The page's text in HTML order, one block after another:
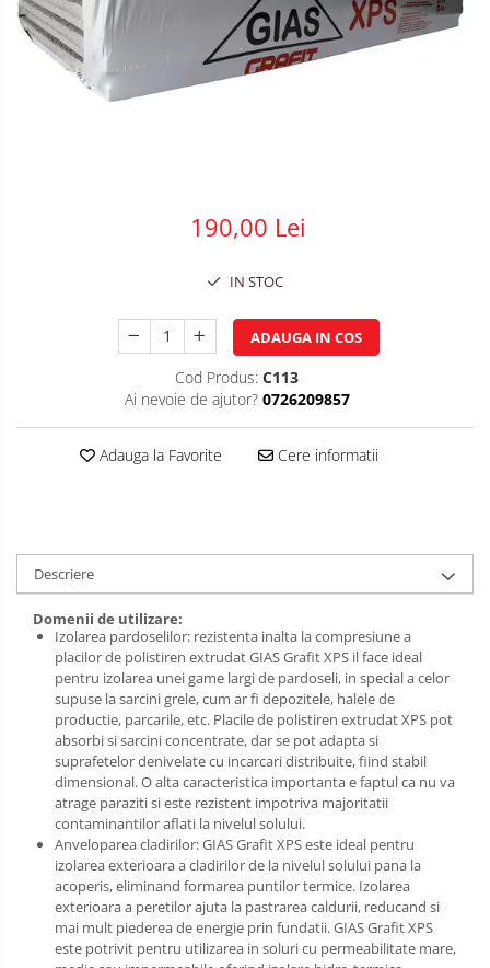
Plasa impletita
Plasa rabitz
Plasa sudata
Distantiere cofraje
Electrozi sudura
Sarma neagra
190,00 Lei
IN STOC
ADAUGA IN COS
Cod Produs: C113
Ai nevoie de ajutor? 0726209857
Adauga la Favorite Cere informatii
Descriere
Domenii de utilizare:
Izolarea pardoselilor: rezistenta inalta la compresiune a
placilor de polistiren extrudat GIAS Grafit XPS il face ideal
pentru izolarea unei game largi de pardoseli, in special a celor
supuse la sarcini grele, cum ar fi depozitele, halele de
productie, parcarile, etc. Placile de polistiren extrudat XPS pot
absorbi si sarcini concentrate, dar se pot adapta si
suprafetelor denivelate cu incarcari distribuite, fiind stabil
dimensional. O alta caracteristica importanta e faptul ca nu va
atrage paraziti si este rezistent impotriva majoritatii
contaminantilor aflati la nivelul solului.
Anveloparea cladirilor: GIAS Grafit XPS este ideal pentru
izolarea exterioara a cladirilor de la nivelul solului pana la
acoperis, eliminand formarea puntilor termice. Izolarea
exterioara a peretilor ajuta la pastrarea caldurii, reducand si
mai mult piederea de energie prin fundatii. GIAS Grafit XPS
este potrivit pentru utilizarea in soluri cu permeabilitate mare,